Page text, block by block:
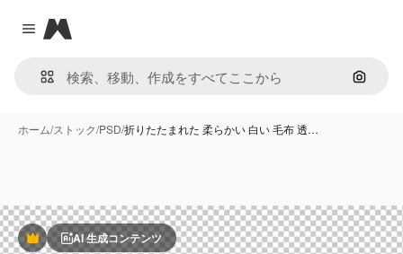
Close menu
Magnific
画像で
ホーム/ストック/PSD/折りたたまれた 柔らかい 白い 毛布 透…
PremiumAI 生成コンテンツ